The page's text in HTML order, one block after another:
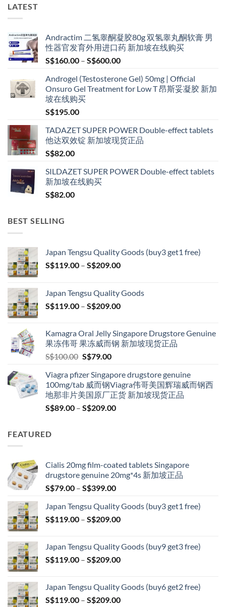
may
be
chosen
on
product
options
may
be
on
the
LATEST
Andractim 二氢睾酮凝胶80g 双氢睾丸酮软膏 男
性器官发育外用进口药 新加坡在线购买
S$160.00 – S$600.00Price
S$160.00
through
Androgel (Testosterone Gel) 50mg | Official
Onsuro Gel Treatment for Low T 昂斯妥凝胶 新加
坡在线购买
S$195.00
TADAZET SUPER POWER Double-effect tablets
他达双效锭 新加坡现货正品
S$82.00
SILDAZET SUPER POWER Double-effect tablets
新加坡在线购买
S$82.00
BEST SELLING
Japan Tengsu Quality Goods (buy3 get1 free)
S$119.00 – S$209.00Price
through
S$209.00
Japan Tengsu Quality Goods
S$119.00 – S$209.00Price
through
S$209.00
Kamagra Oral Jelly Singapore Drugstore Genuine
果冻伟哥 果冻威而钢 新加坡现货正品
S$100.00 Original
was:
S$100.00.
S$79.00Current
is:
S$79.00.
Viagra pfizer Singapore drugstore genuine
100mg/tab 威而钢Viagra伟哥美国辉瑞威而钢西
地那非片美国原厂正货 新加坡现货正品
S$89.00 – S$209.00Price
FEATURED
Cialis 20mg film-coated tablets Singapore
drugstore genuine 20mg*4s 新加坡正品
S$79.00 – S$399.00Price
S$79.00
through
Japan Tengsu Quality Goods (buy3 get1 free)
S$119.00 – S$209.00Price
through
S$209.00
Japan Tengsu Quality Goods (buy9 get3 free)
S$119.00 – S$209.00Price
through
S$209.00
Japan Tengsu Quality Goods (buy6 get2 free)
S$119.00 – S$209.00Price